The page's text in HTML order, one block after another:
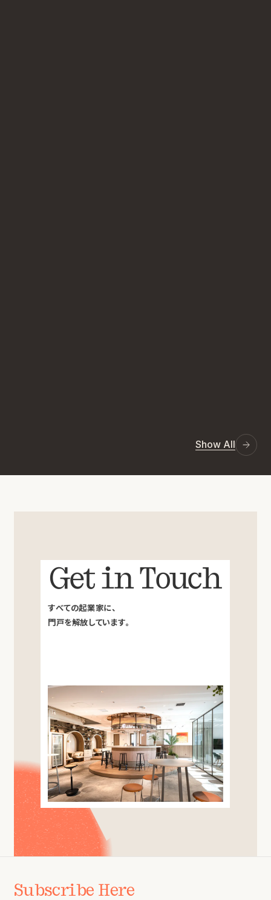
Show All
Get in Touch
すべての起業家に、
門戸を解放しています。
Subscribe Here